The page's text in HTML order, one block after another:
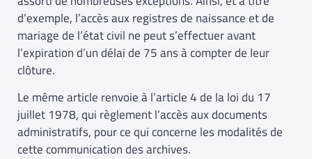
d’exemple, l’accès aux registres de naissance et de
mariage de l’état civil ne peut s’effectuer avant
l’expiration d’un délai de 75 ans à compter de leur
clôture.
Le même article renvoie à l’article 4 de la loi du 17
juillet 1978, qui règlement l’accès aux documents
administratifs, pour ce qui concerne les modalités de
cette communication des archives.